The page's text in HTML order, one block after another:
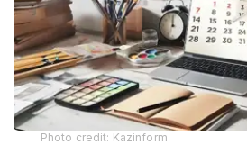
Photo credit: Kazinform